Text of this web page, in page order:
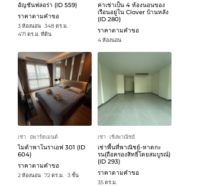
อัญชันฟลอร่า (ID 559)
ราคาตามคำขอ
3 ห้องนอน ᐧ348 ตร.ม. ᐧ
471 ตร.ม. ที่ดิน
ค่าเช่าเป็น 4 ห้องนอนของ
เรือนอยู่ใน Clover บ้านหลัง
(ID 280)
ราคาตามคำขอ
4 ห้องนอน
เช่า ᐧ อพาร์ตเมนต์
ไมด้าพาโนราเอฟ 301 (ID
604)
ราคาตามคำขอ
2 ห้องนอน ᐧ72 ตร.ม. ᐧ3 ชั้น
เช่า ᐧเชิงพาณิชย์
เช่าพื้นที่พาณิชย์-หาดกะ
รน(ถือครองสิทธิ์โดยสมบูรณ์)
(ID 293)
ราคาตามคำขอ
35 ตร.ม.